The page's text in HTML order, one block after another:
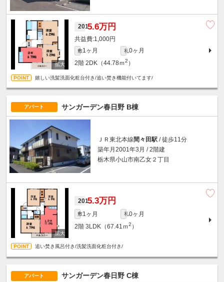
2015.6万円
1,000円
敷1ヶ月 礼0ヶ月
2階 2DK（44.78ｍ2 ）
嬉しい洗髪洗面化粧台付き/追い焚き機能付いてます/
アパート サンガーデン春日野 B棟
ＪＲ東北本線 間々田駅 / 徒歩11分
築年月2001年3月 / 2階建
栃木県小山市南乙女２丁目
2015.3万円
敷1ヶ月 礼0ヶ月
2階 3LDK（67.41ｍ2 ）
追い焚き風呂付き/洗髪洗面化粧台付き/
アパート サンガーデン春日野 C棟